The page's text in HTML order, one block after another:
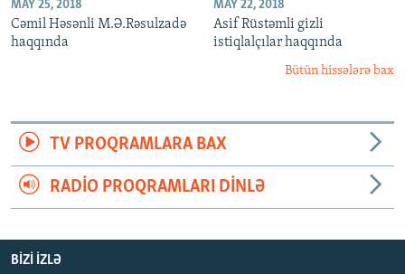
MAY 25, 2018
Cəmil Həsənli M.Ə.Rəsulzadə
haqqında
MAY 22, 2018
Asif Rüstəmli gizli
istiqlalçılar haqqında
Bütün hissələrə bax
TV PROQRAMLARA BAX
RADIO PROQRAMLARI DINLƏ
BIZI IZLƏ